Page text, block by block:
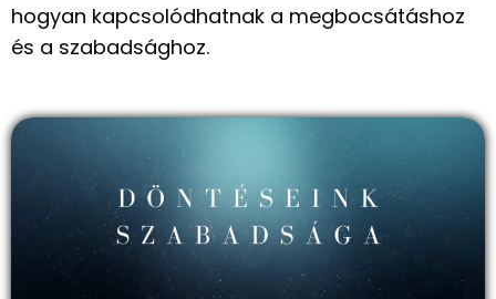
hogyan kapcsolódhatnak a megbocsátáshoz
és a szabadsághoz.